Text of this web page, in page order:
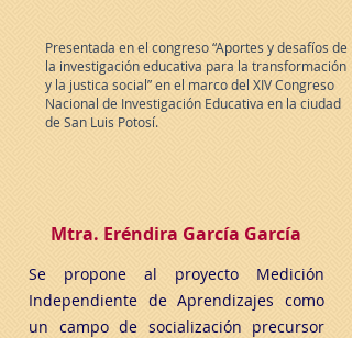
Presentada en el congreso “Aportes y desafíos de
la investigación educativa para la transformación
y la justica social” en el marco del XIV Congreso
Nacional de Investigación Educativa en la ciudad
de San Luis Potosí.
Mtra. Eréndira García García
Se propone al proyecto Medición
Independiente de Aprendizajes como
un campo de socialización precursor